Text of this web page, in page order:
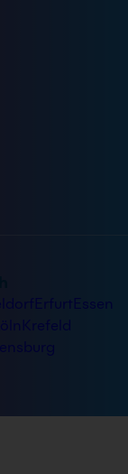
ErfurtEssen
Krefeld